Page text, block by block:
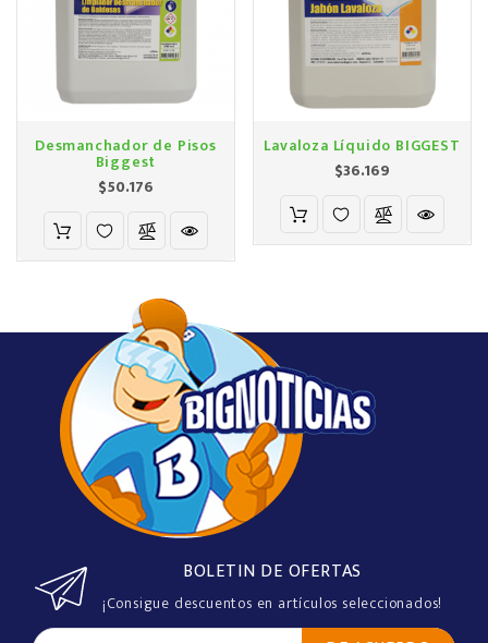
Desmanchador de Pisos
Biggest
$50.176
Lavaloza Líquido BIGGEST
$36.169
BOLETIN DE OFERTAS
¡Consigue descuentos en artículos seleccionados!